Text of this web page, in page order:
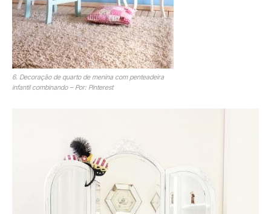
6. Decoração de quarto de menina com penteadeira
infantil combinando – Por: Pinterest